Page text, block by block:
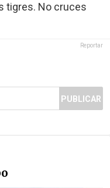
tigres. No cruces
Reportar
PUBLICAR